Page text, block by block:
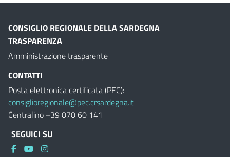
CONSIGLIO REGIONALE DELLA SARDEGNA
TRASPARENZA
Amministrazione trasparente
CONTATTI
Posta elettronica certificata (PEC):
consiglioregionale@pec.crsardegna.it
Centralino +39 070 60 141
SEGUICI SU